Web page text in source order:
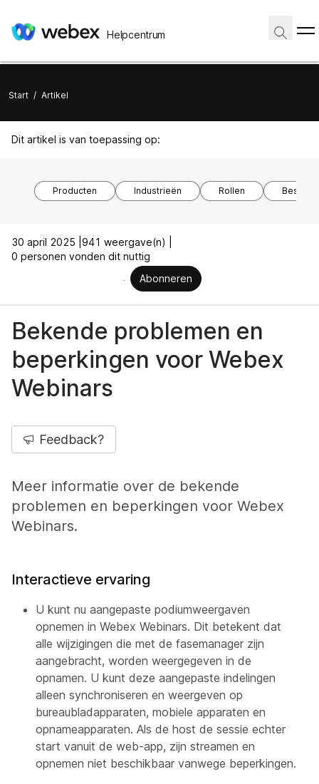
Helpcentrum
Start / Artikel
Dit artikel is van toepassing op:
Producten Industrieën Rollen
30 april 2025 | 941 weergave(n) |
0 personen vonden dit nuttig
Abonneren
Bekende problemen en
beperkingen voor Webex
Webinars
Feedback?
Meer informatie over de bekende
problemen en beperkingen voor Webex
Webinars.
Interactieve ervaring
U kunt nu aangepaste podiumweergaven
opnemen in Webex Webinars. Dit betekent dat
alle wijzigingen die met de fasemanager zijn
aangebracht, worden weergegeven in de
opnamen. U kunt deze aangepaste indelingen
alleen synchroniseren en weergeven op
bureaubladapparaten, mobiele apparaten en
opnameapparaten. Als de host de sessie echter
start vanuit de web-app, zijn streamen en
opnemen niet beschikbaar vanwege beperkingen.